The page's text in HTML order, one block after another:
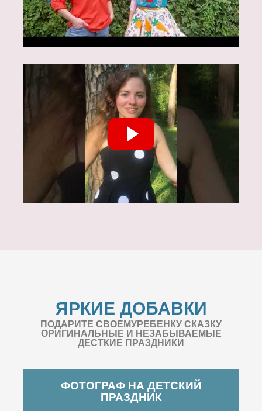
ЯРКИЕ ДОБАВКИ
ПОДАРИТЕ СВОЕМУРЕБЕНКУ СКАЗКУ
ОРИГИНАЛЬНЫЕ И НЕЗАБЫВАЕМЫЕ
ДЕСТКИЕ ПРАЗДНИКИ
ФОТОГРАФ НА ДЕТСКИЙ
ПРАЗДНИК